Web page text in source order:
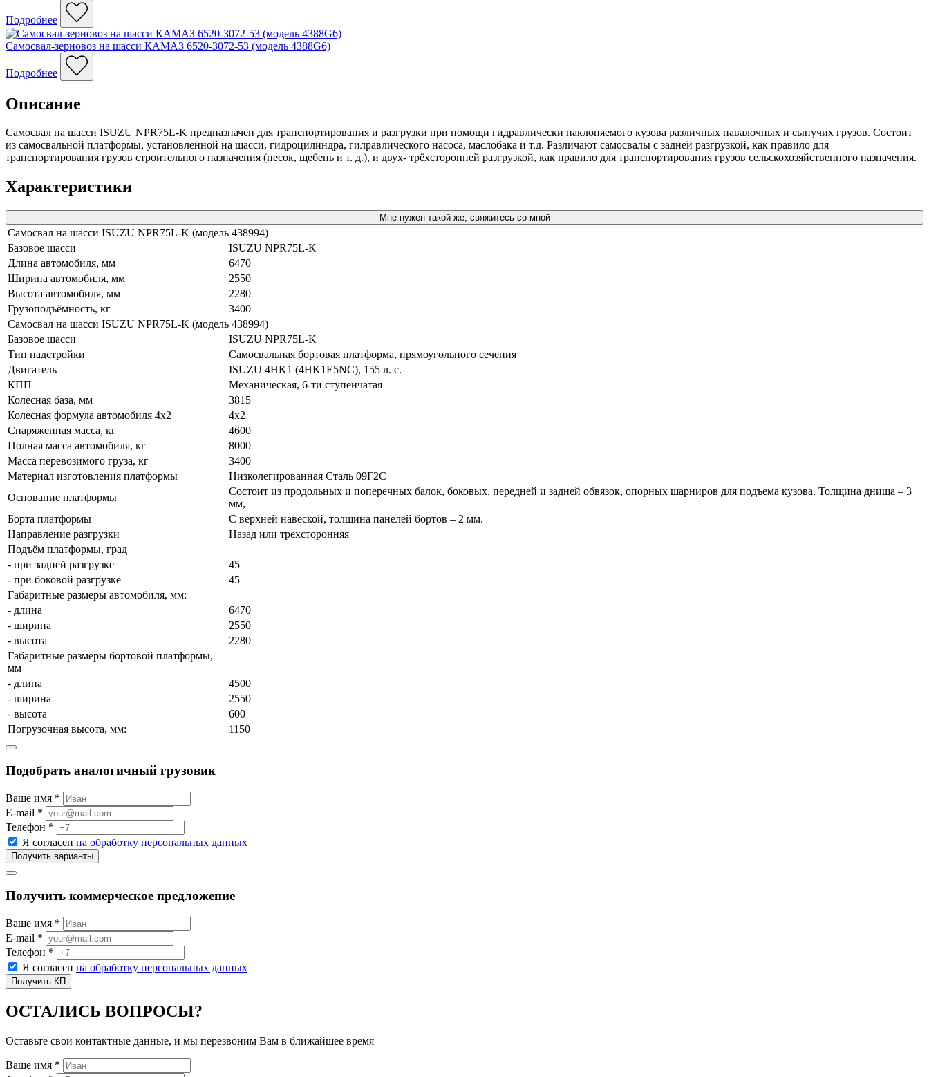
Подробнее
Самосвал-зерновоз на шасси КАМАЗ 6520-3072-53 (модель 4388G6)
Подробнее
Описание
Самосвал на шасси ISUZU NPR75L-K предназначен для транспортирования и разгрузки при помощи гидравлически наклоняемого кузова различных навалочных и сыпучих грузов. Состоит
из самосвальной платформы, установленной на шасси, гидроцилиндра, гилравлического насоса, маслобака и т.д. Различают самосвалы с задней разгрузкой, как правило для
транспортирования грузов строительного назначения (песок, щебень и т. д.), и двух- трёхсторонней разгрузкой, как правило для транспортирования грузов сельскохозяйственного назначения.
Характеристики
Мне нужен такой же, свяжитесь со мной
Самосвал на шасси ISUZU NPR75L-K (модель 438994)
Базовое шасси
ISUZU NPR75L-K
Длина автомобиля, мм
6470
Ширина автомобиля, мм
2550
Высота автомобиля, мм
2280
Грузоподъёмность, кг
3400
Самосвал на шасси ISUZU NPR75L-K (модель 438994)
Базовое шасси
ISUZU NPR75L-K
Тип надстройки
Самосвальная бортовая платформа, прямоугольного сечения
Двигатель
ISUZU 4HK1 (4HK1E5NC), 155 л. с.
КПП
Механическая, 6-ти ступенчатая
Колесная база, мм
3815
Колесная формула автомобиля 4х2
4х2
Снаряженная масса, кг
4600
Полная масса автомобиля, кг
8000
Масса перевозимого груза, кг
3400
Материал изготовления платформы
Низколегированная Сталь 09Г2С
Основание платформы
Состоит из продольных и поперечных балок, боковых, передней и задней обвязок, опорных шарниров для подъема кузова. Толщина днища – 3
мм,
Борта платформы
С верхней навеской, толщина панелей бортов – 2 мм.
Направление разгрузки
Назад или трехсторонняя
Подъём платформы, град
- при задней разгрузке
45
- при боковой разгрузке
45
Габаритные размеры автомобиля, мм:
- длина
6470
- ширина
2550
- высота
2280
Габаритные размеры бортовой платформы,
мм
- длина
4500
- ширина
2550
- высота
600
Погрузочная высота, мм:
1150
Подобрать аналогичный грузовик
Ваше имя *
E-mail *
Телефон *
Я согласен на обработку персональных данных
Получить коммерческое предложение
Ваше имя *
E-mail *
Телефон *
Я согласен на обработку персональных данных
ОСТАЛИСЬ ВОПРОСЫ?
Оставьте свои контактные данные, и мы перезвоним Вам в ближайшее время
Ваше имя *